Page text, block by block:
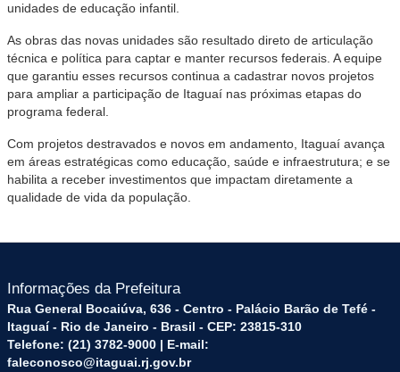
unidades de educação infantil.
As obras das novas unidades são resultado direto de articulação
técnica e política para captar e manter recursos federais. A equipe
que garantiu esses recursos continua a cadastrar novos projetos
para ampliar a participação de Itaguaí nas próximas etapas do
programa federal.
Com projetos destravados e novos em andamento, Itaguaí avança
em áreas estratégicas como educação, saúde e infraestrutura; e se
habilita a receber investimentos que impactam diretamente a
qualidade de vida da população.
Informações da Prefeitura
Rua General Bocaiúva, 636 - Centro - Palácio Barão de Tefé -
Itaguaí - Rio de Janeiro - Brasil - CEP: 23815-310
Telefone: (21) 3782-9000 | E-mail:
faleconosco@itaguai.rj.gov.br